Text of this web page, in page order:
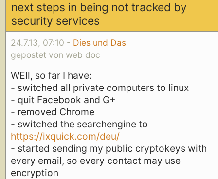
next steps in being not tracked by
security services
24.7.13, 07:10 - Dies und Das
gepostet von web doc
WEll, so far I have:
- switched all private computers to linux
- quit Facebook and G+
- removed Chrome
- switched the searchengine to
https://ixquick.com/deu/
- started sending my public cryptokeys with
every email, so every contact may use
encryption